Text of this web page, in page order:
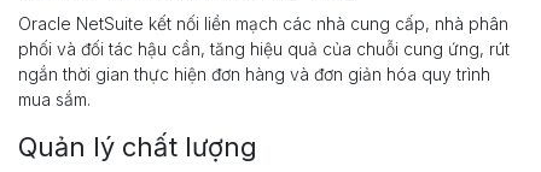
Oracle NetSuite kết nối liền mạch các nhà cung cấp, nhà phân
phối và đối tác hậu cần, tăng hiệu quả của chuỗi cung ứng, rút
ngắn thời gian thực hiện đơn hàng và đơn giản hóa quy trình
mua sắm.
Quản lý chất lượng